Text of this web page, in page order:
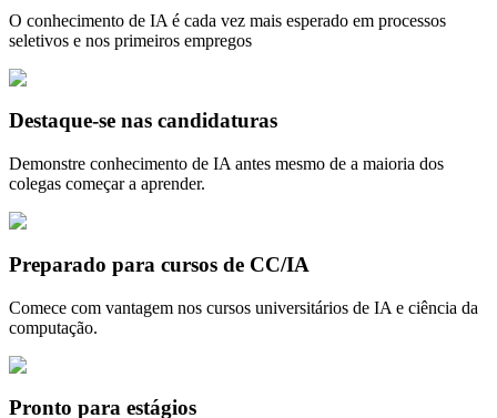
O conhecimento de IA é cada vez mais esperado em processos
seletivos e nos primeiros empregos
Destaque-se nas candidaturas
Demonstre conhecimento de IA antes mesmo de a maioria dos
colegas começar a aprender.
Preparado para cursos de CC/IA
Comece com vantagem nos cursos universitários de IA e ciência da
computação.
Pronto para estágios